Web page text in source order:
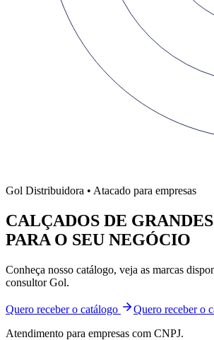
Gol Distribuidora • Atacado para empresas
CALÇADOS DE
PARA O SEU NEGÓCIO
Conheça nosso catálogo, veja as marcas
consultor Gol.
Quero receber o catálogo
Quero receber o
Atendimento para empresas com CNPJ.